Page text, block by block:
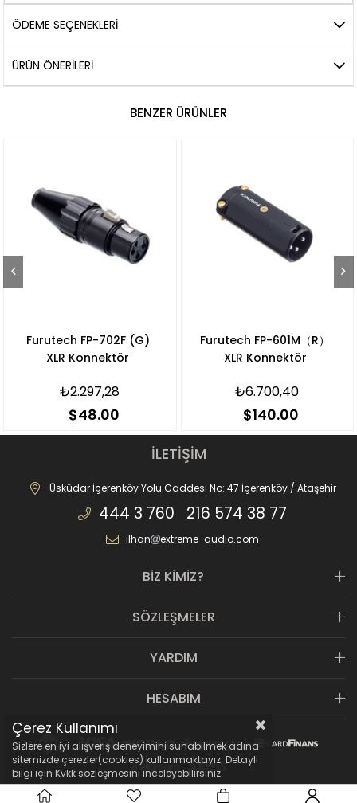
ÖDEME SEÇENEKLERI
ÜRÜN ÖNERILERI
BENZER ÜRÜNLER
Furutech FP-702F (G)
XLR Konnektör
₺2.297,28
$48.00
Furutech FP-601M（R）
XLR Konnektör
₺6.700,40
$140.00
İLETİŞİM
Üsküdar İçerenköy Yolu Caddesi No: 47 İçerenköy / Ataşehir
444 3 760 216 574 38 77
ilhan extreme-audio.com
BİZ KİMİZ?
SÖZLEŞMELER
YARDIM
HESABIM
Çerez Kullanımı
Sizlere en iyi alışveriş deneyimini sunabilmek adına
sitemizde çerezler(cookies) kullanmaktayız. Detaylı
bilgi için Kvkk sözleşmesini inceleyebilirsiniz.